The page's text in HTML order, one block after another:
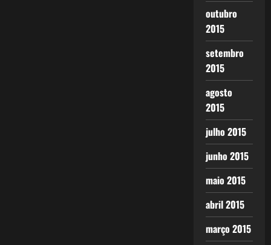
outubro
2015
setembro
2015
agosto
2015
julho 2015
junho 2015
maio 2015
abril 2015
março 2015